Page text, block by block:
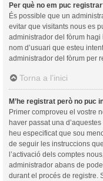
Per què no em puc
És possible que un
evitar que visitants nous es
administrador del fòrum
nom d’usuari que esteu
administrador del fòrum per
Torna a l’inici
M’he registrat però no puc
Primer comproveu el vostre
haver passat una
heu especificat que sou
de seguir les instruccions
l’activació dels comptes
administrador abans de
durant el procés de registre.